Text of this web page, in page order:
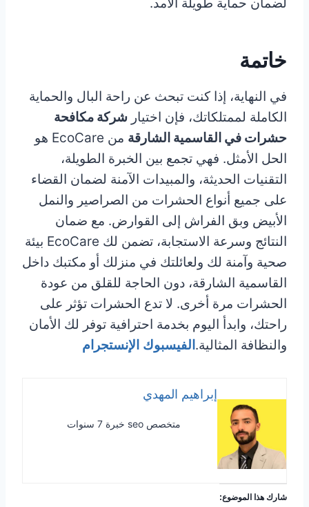
لضمان حماية طويلة الأمد.
خاتمة
في النهاية، إذا كنت تبحث عن راحة البال والحماية
الكاملة لممتلكاتك، فإن اختيار شركة مكافحة
حشرات في القاسمية الشارقة
من EcoCare هو
الحل الأمثل. فهي تجمع بين الخبرة الطويلة،
التقنيات الحديثة، والمبيدات الآمنة لضمان القضاء
على جميع أنواع الحشرات من الصراصير والنمل
الأبيض وبق الفراش إلى القوارض. مع ضمان
النتائج وسرعة الاستجابة، تضمن لك EcoCare بيئة
صحية وآمنة لك ولعائلتك في منزلك أو مكتبك داخل
القاسمية الشارقة، دون الحاجة للقلق من عودة
الحشرات مرة أخرى. لا تدع الحشرات تؤثر على
راحتك، وابدأ اليوم بخدمة احترافية توفر لك الأمان
والنظافة المثالية. الفيسبوك الإنستجرام
إبراهيم المهدي
متخصص seo خبرة 7 سنوات
شارك هذا الموضوع: